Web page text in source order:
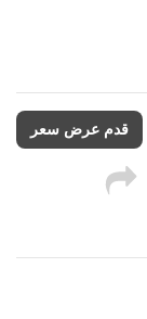
قدم عرض سعر